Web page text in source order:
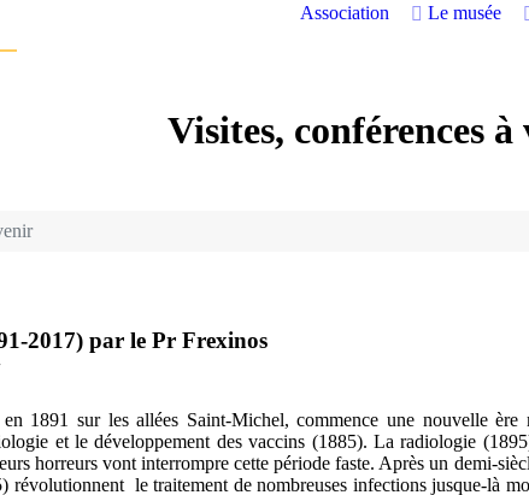
Association Le musée
Visites, conférences
2017) par le Pr Frexinos
1891 sur les allées Saint-Michel, commence une nouvelle ère
et le développement des vaccins (1885). La radiologie
horreurs vont interrompre cette période faste. Après un demi-
révolutionnent le traitement de nombreuses infections jusque-là